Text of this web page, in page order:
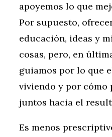
apoyemos lo que
Por supuesto,
educación, ideas y
cosas, pero, en
guiamos por lo que
viviendo y por cómo
juntos hacia el
Es menos